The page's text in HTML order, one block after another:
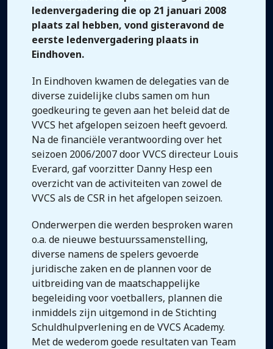
ledenvergadering die op 21 januari 2008
plaats zal hebben, vond gisteravond de
eerste ledenvergadering plaats in
Eindhoven.
In Eindhoven kwamen de delegaties van de
diverse zuidelijke clubs samen om hun
goedkeuring te geven aan het beleid dat de
VVCS het afgelopen seizoen heeft gevoerd.
Na de financiële verantwoording over het
seizoen 2006/2007 door VVCS directeur Louis
Everard, gaf voorzitter Danny Hesp een
overzicht van de activiteiten van zowel de
VVCS als de CSR in het afgelopen seizoen.
Onderwerpen die werden besproken waren
o.a. de nieuwe bestuurssamenstelling,
diverse namens de spelers gevoerde
juridische zaken en de plannen voor de
uitbreiding van de maatschappelijke
begeleiding voor voetballers, plannen die
inmiddels zijn uitgemond in de Stichting
Schuldhulpverlening en de VVCS Academy.
Met de wederom goede resultaten van Team